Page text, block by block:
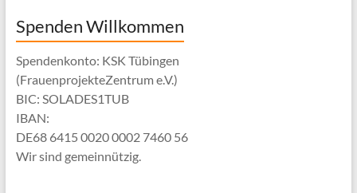
Spenden Willkommen
Spendenkonto: KSK Tübingen
(FrauenprojekteZentrum e.V.)
BIC: SOLADES1TUB
IBAN:
DE68 6415 0020 0002 7460 56
Wir sind gemeinnützig.